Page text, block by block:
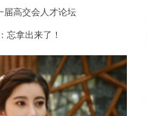
届高交会人才论坛
忘拿出来了！